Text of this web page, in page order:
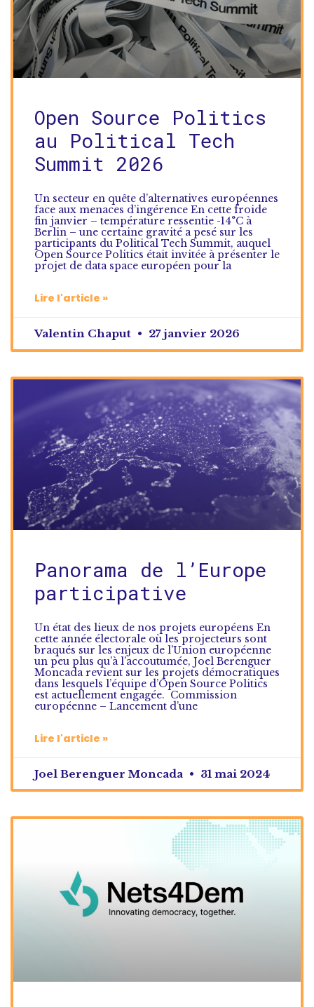
Open Source Politics
au Political Tech
Summit 2026
Un secteur en quête d’alternatives européennes
face aux menaces d’ingérence En cette froide
fin janvier – température ressentie -14°C à
Berlin – une certaine gravité a pesé sur les
participants du Political Tech Summit, auquel
Open Source Politics était invitée à présenter le
projet de data space européen pour la
Lire l'article »
Valentin Chaput 27 janvier 2026
Panorama de l’Europe
participative
Un état des lieux de nos projets européens En
cette année électorale où les projecteurs sont
braqués sur les enjeux de l’Union européenne
un peu plus qu’à l’accoutumée, Joel Berenguer
Moncada revient sur les projets démocratiques
dans lesquels l’équipe d’Open Source Politics
est actuellement engagée. Commission
européenne – Lancement d’une
Lire l'article »
Joel Berenguer Moncada 31 mai 2024